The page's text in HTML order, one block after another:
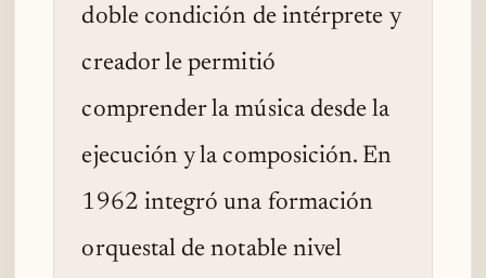
doble condición de intérprete y
creador le permitió
comprender la música desde la
ejecución y la composición. En
1962 integró una formación
orquestal de notable nivel